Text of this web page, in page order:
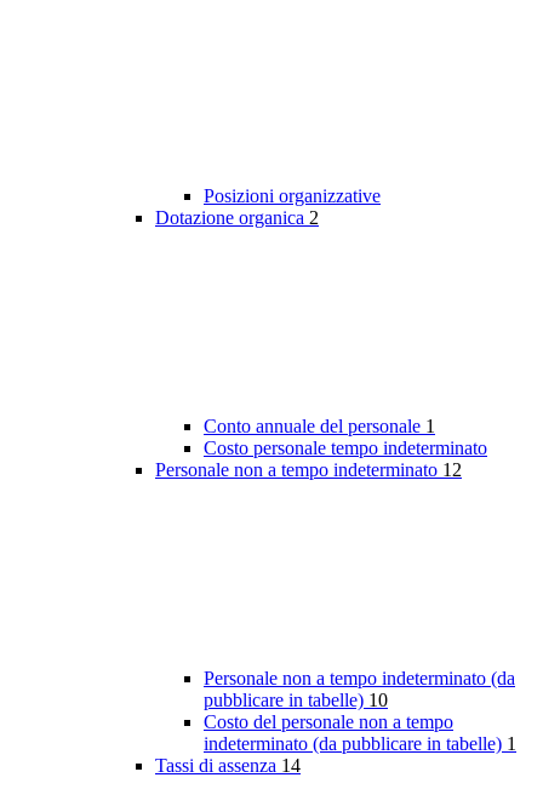
Posizioni organizzative
Dotazione organica 2
Conto annuale del personale 1
Costo personale tempo indeterminato
Personale non a tempo indeterminato 12
Personale non a tempo indeterminato (da
pubblicare in tabelle) 10
Costo del personale non a tempo
indeterminato (da pubblicare in tabelle) 1
Tassi di assenza 14